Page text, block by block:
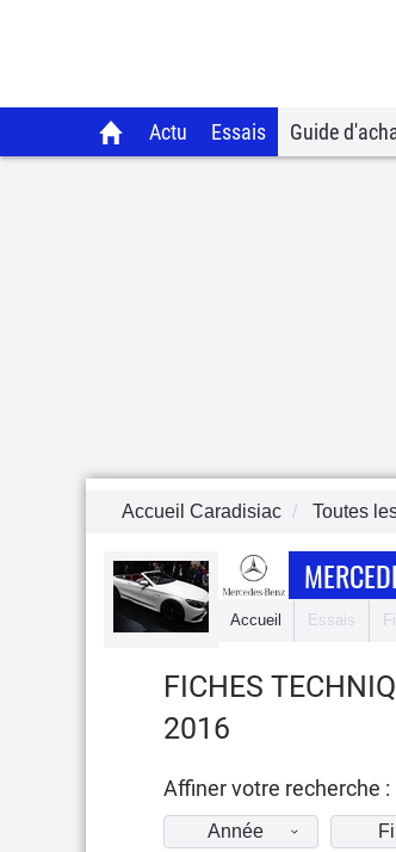
Actu Essais Guide
Accueil Caradisiac Toutes
Accueil Essais
FICHES
2016
Affiner votre recherche :
Année